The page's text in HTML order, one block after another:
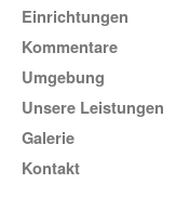
Einrichtungen
Kommentare
Umgebung
unsere Leistungen
Galerie
Kontakt